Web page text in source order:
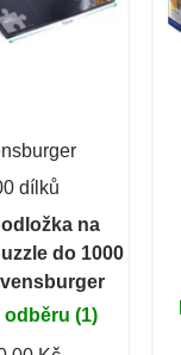
dílků
na
do 1000
odběru (1)